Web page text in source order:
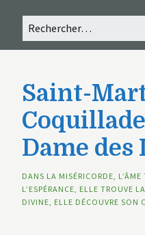
Saint-
Dame des
DANS LA MISÉRICORDE,
L’ESPÉRANCE, ELLE TROUVE
DIVINE, ELLE DÉCOUVRE SON